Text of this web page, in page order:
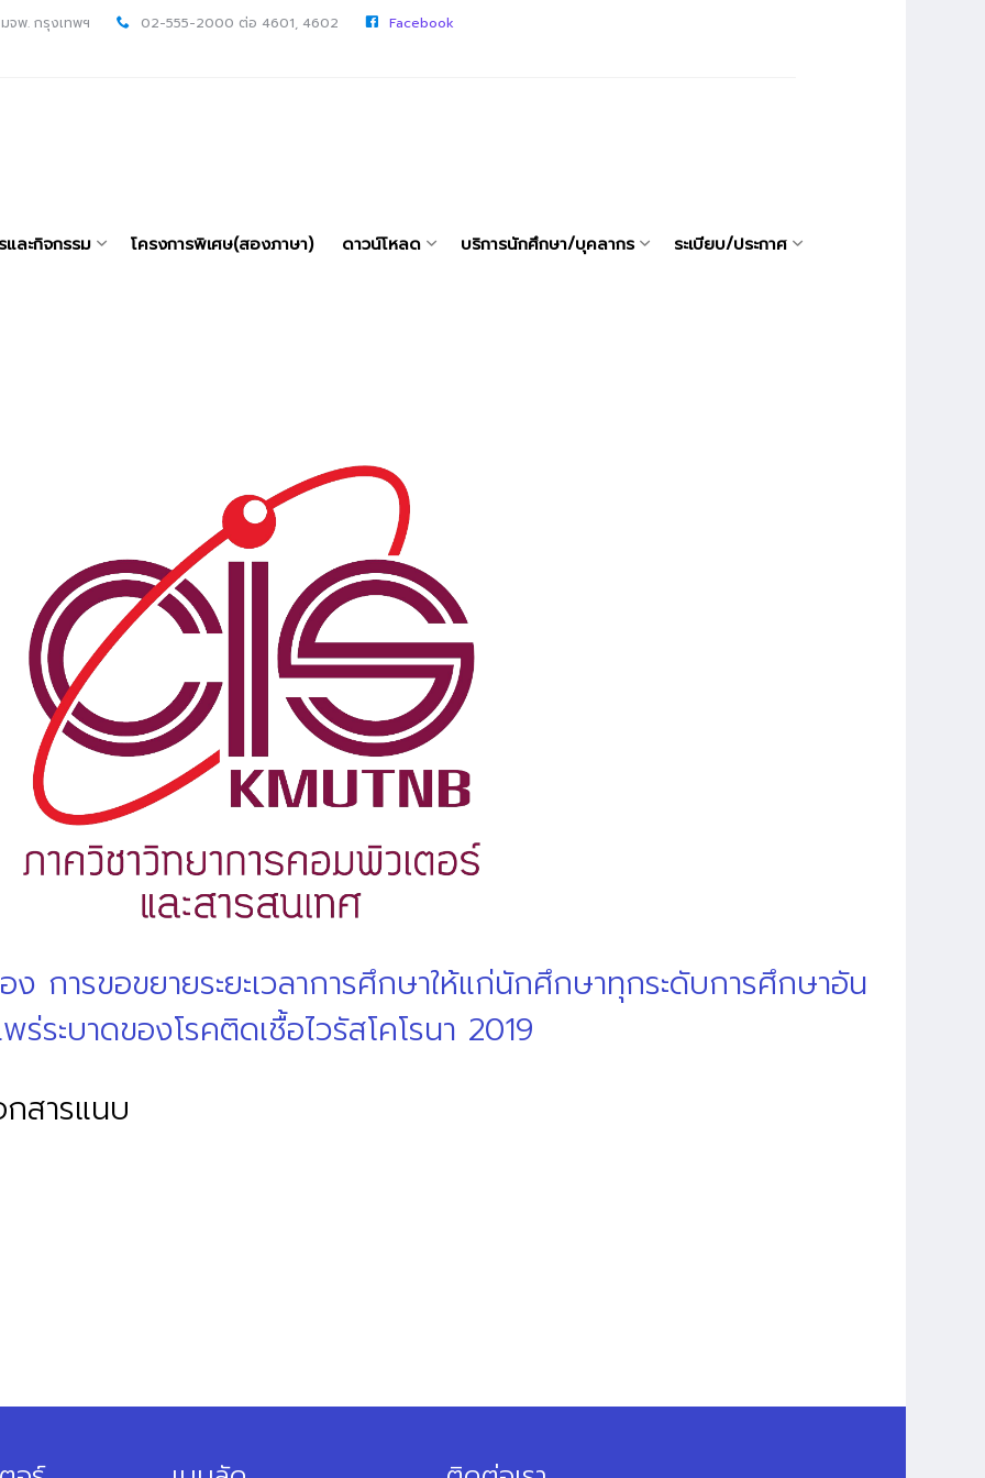
จพ. กรุงเทพฯ 02-555-2000 ต่อ 4601, 4602
Facebook
และกิจกรรม โครงการพิเศษ(สองภาษา) ดาวน์โหลด บริการนักศึกษา/บุคลากร ระเบียบ/ประกาศ
ง การขอขยายระยะเวลาการศึกษาให้แก่นักศึกษาทุกระดับการศึกษาอัน
ร่ระบาดของโรคติดเชื้อไวรัสโคโรนา 2019
กสารแนบ